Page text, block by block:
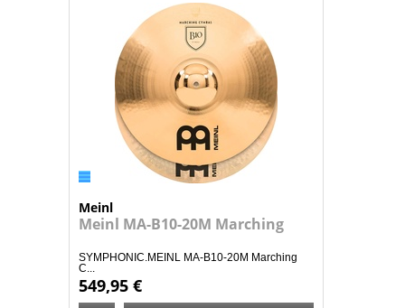
Meinl
Meinl MA-B10-20M Marching
SYMPHONIC.MEINL MA-B10-20M Marching
C...
549,95 €